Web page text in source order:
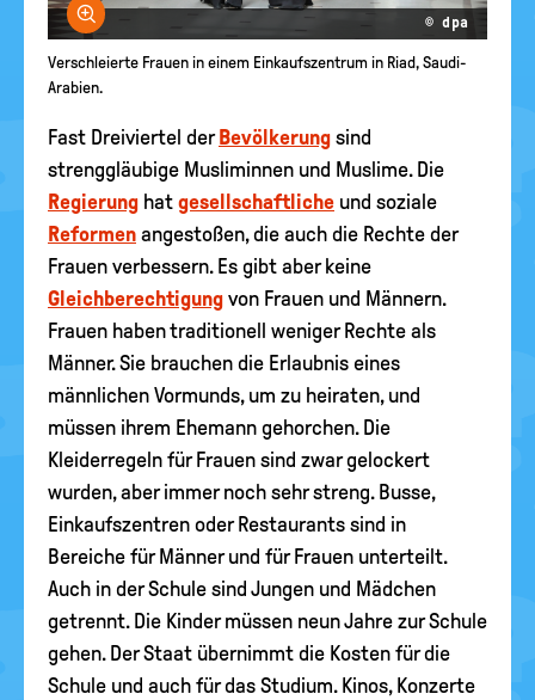
Bild vergrößern
© dpa
Verschleierte Frauen in einem Einkaufszentrum in Riad, Saudi-
Arabien.
Fast Dreiviertel der Bevölkerung sind
strenggläubige Musliminnen und Muslime. Die
Regierung hat gesellschaftliche und soziale
Reformen angestoßen, die auch die Rechte der
Frauen verbessern. Es gibt aber keine
Gleichberechtigung von Frauen und Männern.
Frauen haben traditionell weniger Rechte als
Männer. Sie brauchen die Erlaubnis eines
männlichen Vormunds, um zu heiraten, und
müssen ihrem Ehemann gehorchen. Die
Kleiderregeln für Frauen sind zwar gelockert
wurden, aber immer noch sehr streng. Busse,
Einkaufszentren oder Restaurants sind in
Bereiche für Männer und für Frauen unterteilt.
Auch in der Schule sind Jungen und Mädchen
getrennt. Die Kinder müssen neun Jahre zur Schule
gehen. Der Staat übernimmt die Kosten für die
Schule und auch für das Studium. Kinos, Konzerte